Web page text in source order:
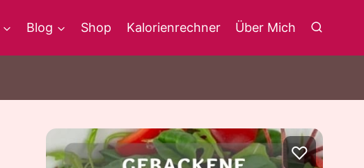
Blog Shop Kalorienrechner Über Mich
♡